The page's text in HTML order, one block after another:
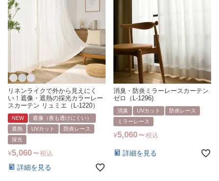
リネンライクで外から見えにく
い！遮像・遮熱の採光カラーレー
スカーテン リュミエ（L-1220）
NEW
遮像（夜も透けにくい）
遮熱
UVカット
防炎レース
採光
¥5,060 税込
詳細を見る
消臭・防炎ミラーレースカーテン
ゼロ（L-1296)
消臭 UVカット
防炎レース
ミラーレース
¥5,060 税込
詳細を見る